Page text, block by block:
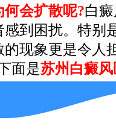
会扩散呢?白
到困扰。特别
现象更是令人
面是苏州白癜